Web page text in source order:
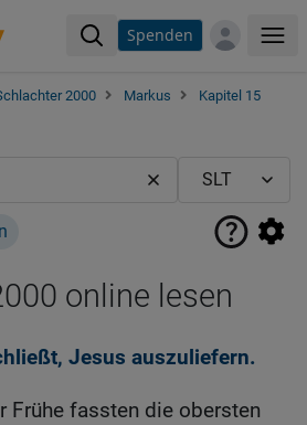
Spenden
2000 Markus
Kapitel 15
online lesen
Jesus auszuliefern.
Frühe fassten die obersten